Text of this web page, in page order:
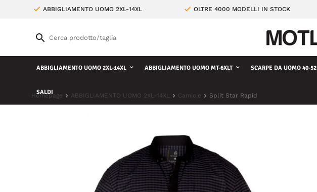
ABBIGLIAMENTO UOMO 2XL-14XL OLTRE 4000 MODELLI IN STOCK
ABBIGLIAMENTO UOMO 2XL-14XL ABBIGLIAMENTO UOMO MT-6XLT SCARPE DA UOMO 40-52
SALDI
Homepage ABBIGLIAMENTO UOMO 2XL-14XL Camicie Split Star Rapid